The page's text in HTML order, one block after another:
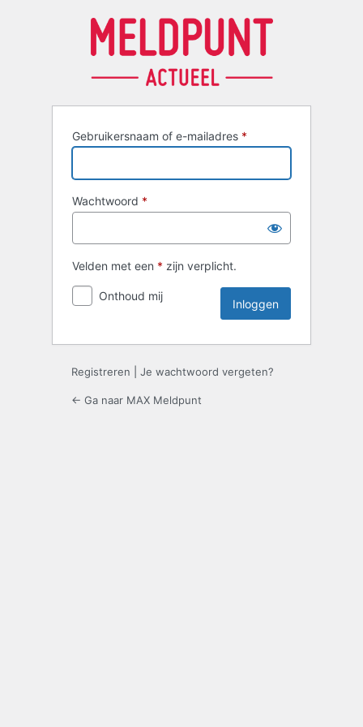
Gebruikersnaam of e-mailadres *
Wachtwoord *
Velden met een * zijn verplicht.
Onthoud mij
Registreren Je wachtwoord vergeten?
← Ga naar MAX Meldpunt